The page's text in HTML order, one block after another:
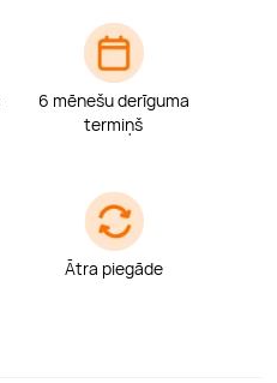
6 mēnešu derīguma
termiņš
Ātra piegāde